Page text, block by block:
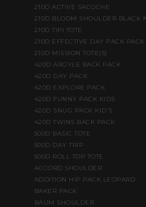
210D ACTIVE SACOCHE
210D BLOOM SHOULDER BLACK
210D TIPI TOTE
210D EFFECTIVE DAY PACK PACK
210D MISSION TOTE(S)
420D ARGYLE BACK PACK
420D DAY PACK
420D EXPLORE PACK
420D FUNNY PACK KIDS
420D SNUG PACK KID'S
420D TWINS BACK PACK
500D BASIC TOTE
500D DAY TRIP
500D ROLL TOP TOTE
ACCORD SHOULDER
ADDITION HIP PACK LEOPARD
BAKER PACK
BAUM SHOULDER